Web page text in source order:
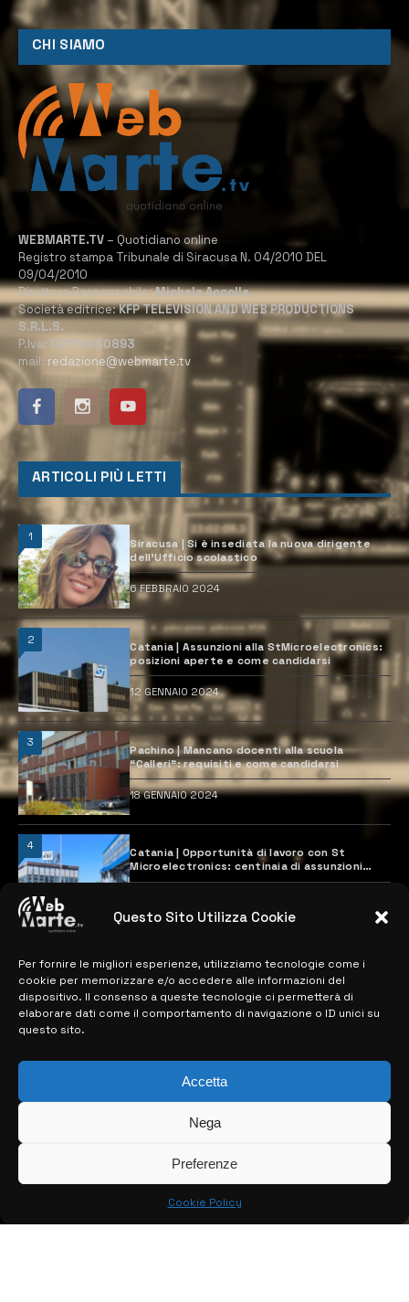
Questo Sito Utilizza Cookie
Per fornire le migliori esperienze, utilizziamo tecnologie come i
cookie per memorizzare e/o accedere alle informazioni del
dispositivo. Il consenso a queste tecnologie ci permetterà di
elaborare dati come il comportamento di navigazione o ID unici su
questo sito.
Accetta
Nega
Preferenze
Cookie Policy
CHI SIAMO
WEBMARTE.TV – Quotidiano online
Registro stampa Tribunale di Siracusa N. 04/2010 DEL
09/04/2010
Direttore Responsabile:Michele Accolla
Società editrice:KFP TELEVISION AND WEB PRODUCTIONS
S.R.L.S.
P.Iva: 02184950893
mail: redazione@webmarte.tv
ARTICOLI PIÙ LETTI
1
Siracusa | Si è insediata la nuova dirigente
dell’Ufficio scolastico
6 FEBBRAIO 2024
2
Catania | Assunzioni alla StMicroelectronics:
posizioni aperte e come candidarsi
12 GENNAIO 2024
3
Pachino | Mancano docenti alla scuola
“Calleri”: requisiti e come candidarsi
18 GENNAIO 2024
4
Catania | Opportunità di lavoro con St
Microelectronics: centinaia di assunzioni
previste
MAPPA DEL SITO
> NOTIZIE